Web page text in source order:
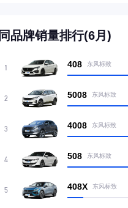
同品牌销量排行(6月)
1 408 东风标致
2 5008 东风标致
3 4008 东风标致
4 508 东风标致
5 408X 东风标致